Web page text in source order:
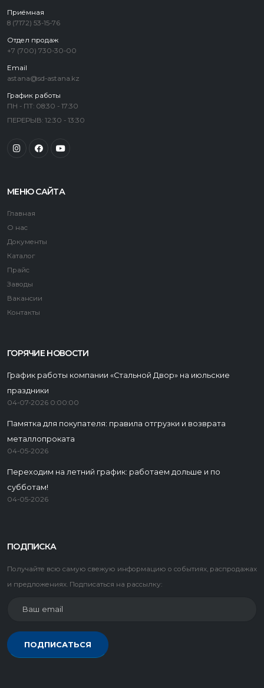
Приёмная
8 (7172) 53-15-76
Отдел продаж
+7 (700) 730-30-00
Email
astana@sd-astana.kz
График работы
ПН - ПТ: 08:30 - 17:30
ПЕРЕРЫВ: 12:30 - 13:30
МЕНЮ САЙТА
Главная
О нас
Документы
Каталог
Прайс
Заводы
Вакансии
Контакты
ГОРЯЧИЕ НОВОСТИ
График работы компании «Стальной Двор» на июльские
праздники
04-07-2026 0:00:00
Памятка для покупателя: правила отгрузки и возврата
металлопроката
04-05-2026
Переходим на летний график: работаем дольше и по
субботам!
04-05-2026
ПОДПИСКА
Получайте всю самую свежую информацию о событиях, распродажах
и предложениях. Подписаться на рассылку:
ПОДПИСАТЬСЯ